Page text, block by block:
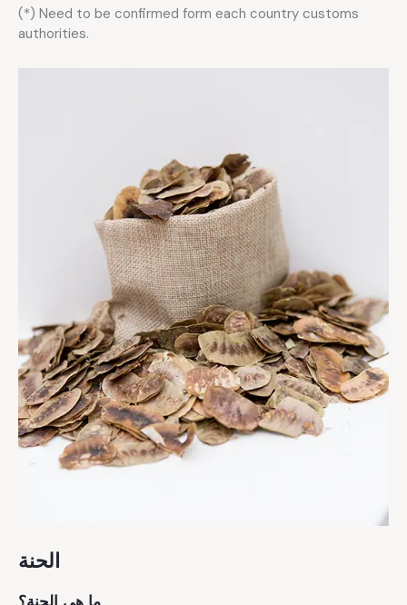
(*) Need to be confirmed form each country customs
authorities.
الحنة